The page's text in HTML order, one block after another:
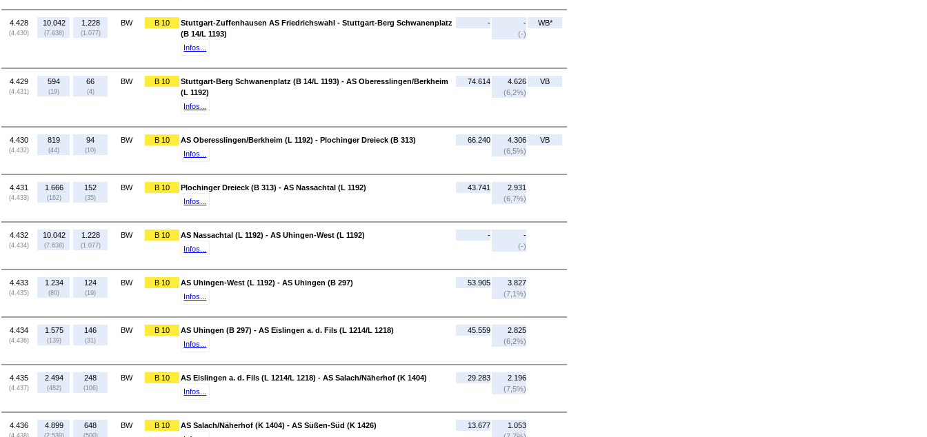
4.428
(4.430)
10.042
(7.638)
1.228
(1.077)
BW B 10
Stuttgart-Zuffenhausen AS Friedrichswahl - Stuttgart-Berg Schwanenplatz
(B 14/L 1193)
Infos...
-
-
(-)
WB*
4.429
(4.431)
594
(19)
66
(4)
BW B 10
Stuttgart-Berg Schwanenplatz (B 14/L 1193) - AS Oberesslingen/Berkheim
(L 1192)
Infos...
74.614
4.626
(6,2%)
VB
4.430
(4.432)
819
(44)
94
(10)
BW B 10
AS Oberesslingen/Berkheim (L 1192) - Plochinger Dreieck (B 313)
Infos...
66.240
4.306
(6,5%)
VB
4.431
(4.433)
1.666
(162)
152
(35)
BW B 10
Plochinger Dreieck (B 313) - AS Nassachtal (L 1192)
Infos...
43.741
2.931
(6,7%)
4.432
(4.434)
10.042
(7.638)
1.228
(1.077)
BW B 10
AS Nassachtal (L 1192) - AS Uhingen-West (L 1192)
Infos...
-
-
(-)
4.433
(4.435)
1.234
(80)
124
(19)
BW B 10
AS Uhingen-West (L 1192) - AS Uhingen (B 297)
Infos...
53.905
3.827
(7,1%)
4.434
(4.436)
1.575
(139)
146
(31)
BW B 10
AS Uhingen (B 297) - AS Eislingen a. d. Fils (L 1214/L 1218)
Infos...
45.559
2.825
(6,2%)
4.435
(4.437)
2.494
(482)
248
(106)
BW B 10
AS Eislingen a. d. Fils (L 1214/L 1218) - AS Salach/Näherhof (K 1404)
Infos...
29.283
2.196
(7,5%)
4.436
(4.438)
4.899
(2.539)
648
(500)
BW B 10
AS Salach/Näherhof (K 1404) - AS Süßen-Süd (K 1426)
13.677
1.053